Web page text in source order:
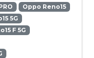
Oppo Reno15
5G
F 5G